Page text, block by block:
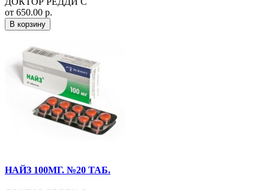
от 650.00 р.
В корзину
НАЙЗ 100МГ. №20 ТАБ.